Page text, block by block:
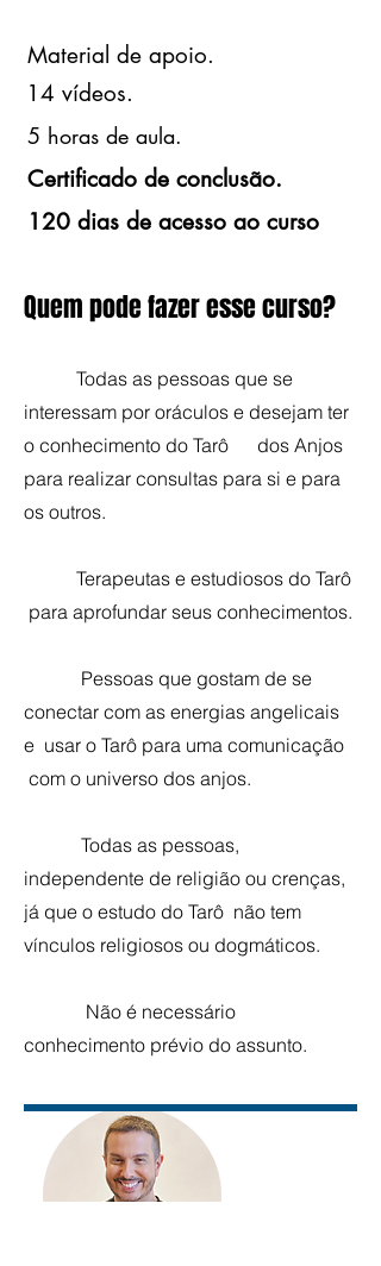
Material de apoio.
14 vídeos.
5 horas de aula.
Certificado de conclusão.
120 dias de acesso ao curso
Quem pode fazer esse curso?
Todas as pessoas que se
interessam por oráculos e desejam ter
o conhecimento do Tarô dos Anjos
para realizar consultas para si e para
os outros.
Terapeutas e estudiosos do Tarô
para aprofundar seus conhecimentos.
Pessoas que gostam de se
conectar com as energias angelicais
e usar o Tarô para uma comunicação
com o universo dos anjos.
Todas as pessoas,
independente de religião ou crenças,
já que o estudo do Tarô não tem
vínculos religiosos ou dogmáticos.
Não é necessário
conhecimento prévio do assunto.